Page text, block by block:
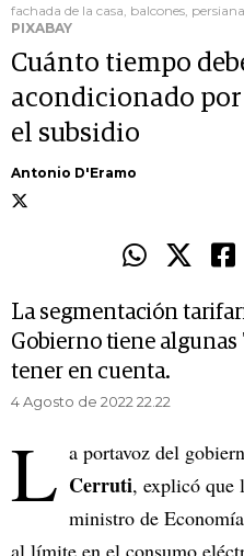
fachada de la casa, balcones,
PIXABAY
Cuánto tiempo
acondicionado
el subsidio
Antonio D'Eramo
La segmentación
Gobierno tiene
tener en cuenta.
4 Agosto de 2022 22.22
L a portavoz del
Cerruti, explicó que
ministro de
al límite en el consumo